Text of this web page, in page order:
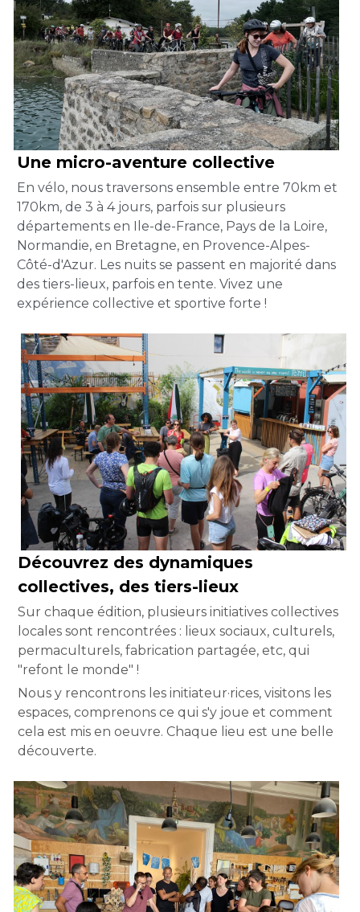
Une micro-aventure collective
En vélo, nous traversons ensemble entre 70km et
170km, de 3 à 4 jours, parfois sur plusieurs
départements en Ile-de-France, Pays de la Loire,
Normandie, en Bretagne, en Provence-Alpes-
Côté-d'Azur. Les nuits se passent en majorité dans
des tiers-lieux, parfois en tente. Vivez une
expérience collective et sportive forte !
Découvrez des dynamiques
collectives, des tiers-lieux
Sur chaque édition, plusieurs initiatives collectives
locales sont rencontrées : lieux sociaux, culturels,
permaculturels, fabrication partagée, etc, qui
"refont le monde" !
Nous y rencontrons les initiateur·rices, visitons les
espaces, comprenons ce qui s'y joue et comment
cela est mis en oeuvre. Chaque lieu est une belle
découverte.